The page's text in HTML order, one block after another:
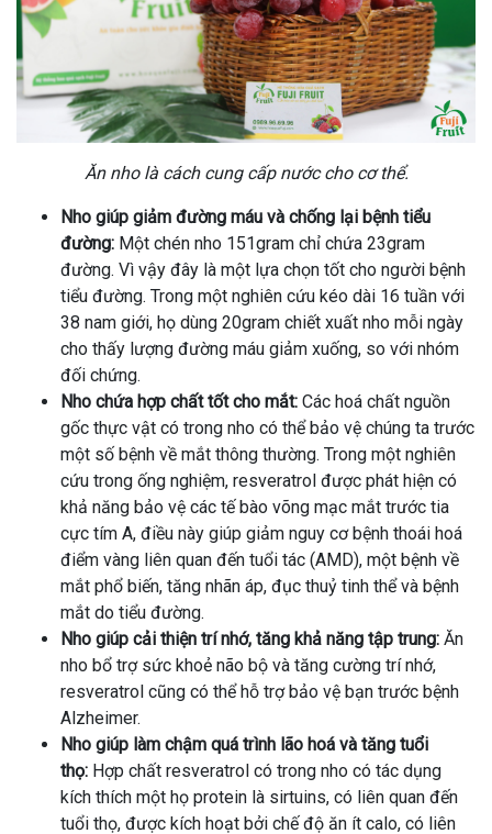
Ăn nho là cách cung cấp nước cho cơ thể.
Nho giúp giảm đường máu và chống lại bệnh tiểu
đường: Một chén nho 151gram chỉ chứa 23gram
đường. Vì vậy đây là một lựa chọn tốt cho người bệnh
tiểu đường. Trong một nghiên cứu kéo dài 16 tuần với
38 nam giới, họ dùng 20gram chiết xuất nho mỗi ngày
cho thấy lượng đường máu giảm xuống, so với nhóm
đối chứng.
Nho chứa hợp chất tốt cho mắt: Các hoá chất nguồn
gốc thực vật có trong nho có thể bảo vệ chúng ta trước
một số bệnh về mắt thông thường. Trong một nghiên
cứu trong ống nghiệm, resveratrol được phát hiện có
khả năng bảo vệ các tế bào võng mạc mắt trước tia
cực tím A, điều này giúp giảm nguy cơ bệnh thoái hoá
điểm vàng liên quan đến tuổi tác (AMD), một bệnh về
mắt phổ biến, tăng nhãn áp, đục thuỷ tinh thể và bệnh
mắt do tiểu đường.
Nho giúp cải thiện trí nhớ, tăng khả năng tập trung: Ăn
nho bổ trợ sức khoẻ não bộ và tăng cường trí nhớ,
resveratrol cũng có thể hỗ trợ bảo vệ bạn trước bệnh
Alzheimer.
Nho giúp làm chậm quá trình lão hoá và tăng tuổi
thọ: Hợp chất resveratrol có trong nho có tác dụng
kích thích một họ protein là sirtuins, có liên quan đến
tuổi thọ, được kích hoạt bởi chế độ ăn ít calo, có liên